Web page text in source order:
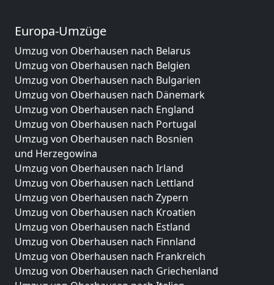
Europa-Umzüge
Umzug von Oberhausen nach Belarus
Umzug von Oberhausen nach Belgien
Umzug von Oberhausen nach Bulgarien
Umzug von Oberhausen nach Dänemark
Umzug von Oberhausen nach England
Umzug von Oberhausen nach Portugal
Umzug von Oberhausen nach Bosnien
und Herzegowina
Umzug von Oberhausen nach Irland
Umzug von Oberhausen nach Lettland
Umzug von Oberhausen nach Zypern
Umzug von Oberhausen nach Kroatien
Umzug von Oberhausen nach Estland
Umzug von Oberhausen nach Finnland
Umzug von Oberhausen nach Frankreich
Umzug von Oberhausen nach Griechenland